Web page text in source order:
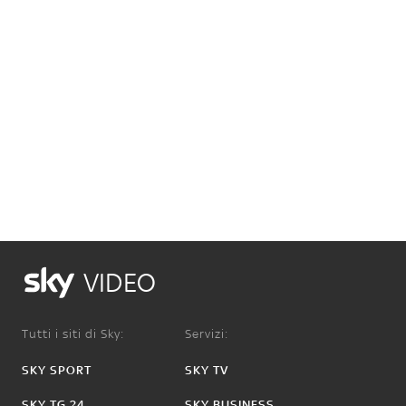
VIDEO
Tutti i siti di Sky:
SKY SPORT
Servizi:
SKY TV